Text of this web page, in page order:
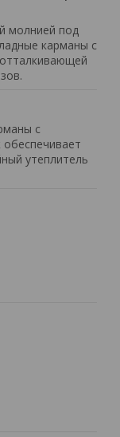
молнией под
карманы с
с
утеплитель